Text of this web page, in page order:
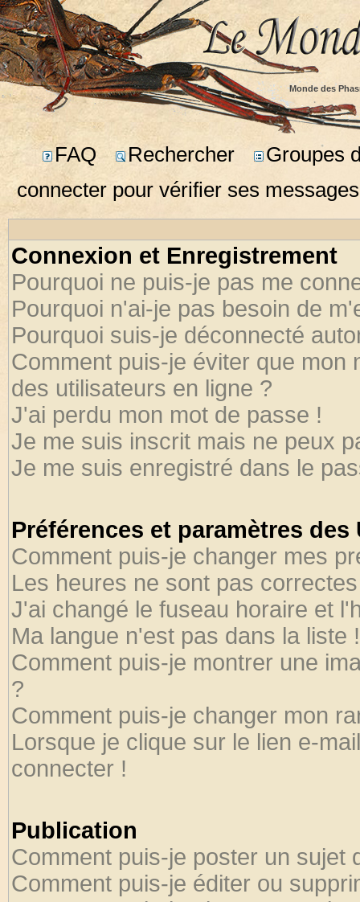
Monde des
FAQ Rechercher
Groupes
connecter pour vérifier ses
Connexion et Enregistrement
Pourquoi ne puis-je pas me
Pourquoi n'ai-je pas besoin de
Pourquoi suis-je déconnecté
Comment puis-je éviter que mon
des utilisateurs en ligne ?
J'ai perdu mon mot de passe !
Je me suis inscrit mais ne peux
Je me suis enregistré dans le
Préférences et paramètres
Comment puis-je changer mes
Les heures ne sont pas
J'ai changé le fuseau horaire et
Ma langue n'est pas dans la liste !
Comment puis-je montrer une
?
Comment puis-je changer mon
Lorsque je clique sur le lien e-
connecter !
Publication
Comment puis-je poster un sujet
Comment puis-je éditer ou